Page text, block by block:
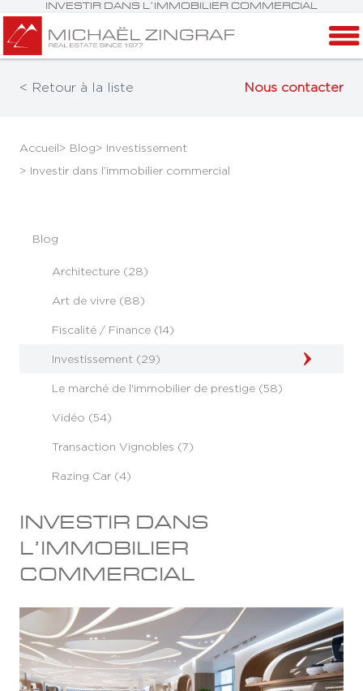
INVESTIR DANS L’IMMOBILIER COMMERCIAL
< Retour à la liste Nous contacter
Accueil> Blog> Investissement
> Investir dans l’immobilier commercial
Blog
Architecture (28)
Art de vivre (88)
Fiscalité / Finance (14)
Investissement (29)
Le marché de l'immobilier de prestige (58)
Vidéo (54)
Transaction Vignobles (7)
Razing Car (4)
INVESTIR DANS
L’IMMOBILIER
COMMERCIAL